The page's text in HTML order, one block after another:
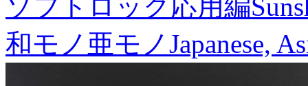
ソフトロック応用編
和モノ亜モノJapanese,